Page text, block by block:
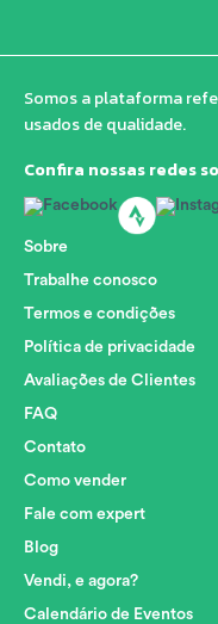
Somos a plataforma
usados de qualidade.
Confira nossas redes
Sobre
Trabalhe conosco
Termos e condições
Política de privacidade
Avaliações de Clientes
FAQ
Contato
Como vender
Fale com expert
Blog
Vendi, e agora?
Calendário de Eventos